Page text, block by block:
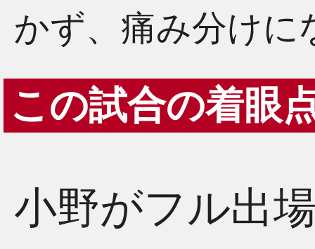
かず、痛み分けに
この試合の着眼
小野がフル出